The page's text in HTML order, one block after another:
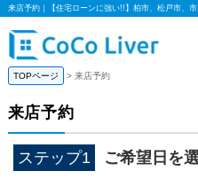
来店予約｜【住宅ローンに強い!!】柏市、松戸市、
TOPページ 来店予約
来店予約
ステップ1 ご希望日を